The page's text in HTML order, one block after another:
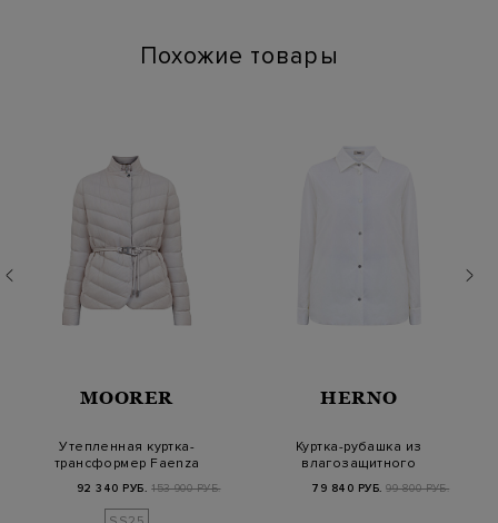
Похожие товары
MOORER
Утепленная куртка-
трансформер Faenza
92 340 РУБ. 153 900 РУБ.
HERNO
Куртка-рубашка из
влагозащитного
литой…
79 840 РУБ. 99 800 РУБ.